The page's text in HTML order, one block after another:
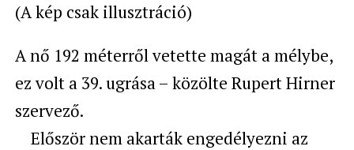
(A kép csak illusztráció)
A nő 192 méterről vetette magát a mélybe,
ez volt a 39. ugrása – közölte Rupert Hirner
szervező.
Először nem akarták engedélyezni az